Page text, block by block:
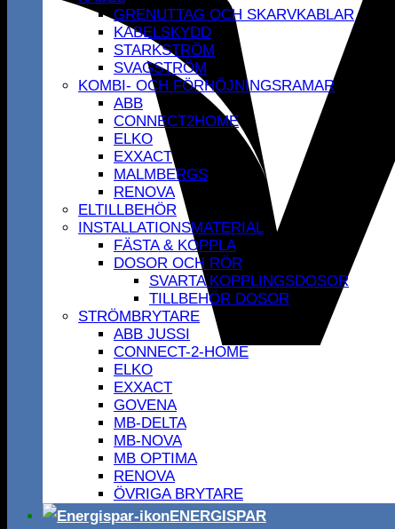
GRENUTTAG OCH SKARVKABLAR
KABELSKYDD
STARKSTRÖM
SVAGSTRÖM
KOMBI- OCH FÖRHÖJNINGSRAMAR
ABB
CONNECT2HOME
ELKO
EXXACT
MALMBERGS
RENOVA
ELTILLBEHÖR
INSTALLATIONSMATERIAL
FÄSTA & KOPPLA
DOSOR OCH RÖR
SVARTA KOPPLINGSDOSOR
TILLBEHÖR DOSOR
STRÖMBRYTARE
ABB JUSSI
CONNECT-2-HOME
ELKO
EXXACT
GOVENA
MB-DELTA
MB-NOVA
MB OPTIMA
RENOVA
ÖVRIGA BRYTARE
ENERGISPAR